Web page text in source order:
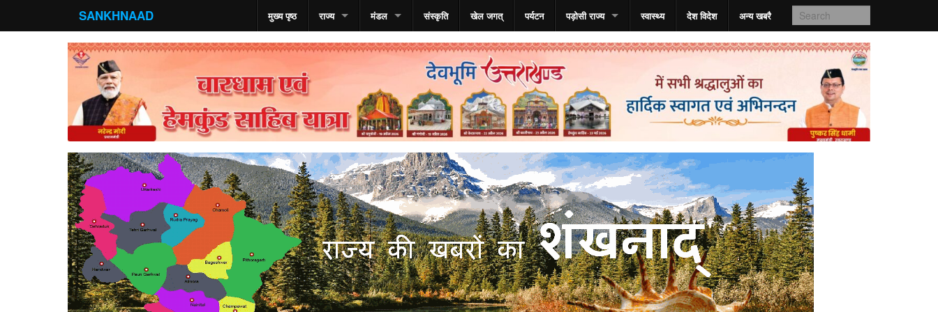
SANKHNAAD मुख्य पृष्ठ राज्य मंडल संस्कृति खेल जगत् पर्यटन पड़ोसी राज्य स्वास्‍थ्य देश विदेश अन्य खबरै